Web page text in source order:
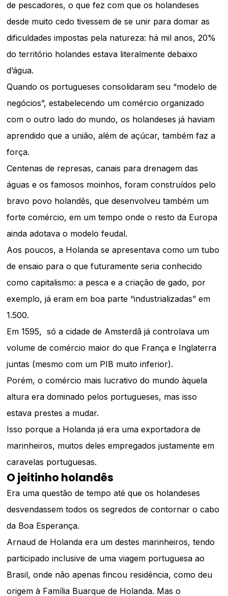
de pescadores, o que fez com que os holandeses
desde muito cedo tivessem de se unir para domar as
dificuldades impostas pela natureza: há mil anos, 20%
do território holandes estava literalmente debaixo
d’água.
Quando os portugueses consolidaram seu “modelo de
negócios”, estabelecendo um comércio organizado
com o outro lado do mundo, os holandeses já haviam
aprendido que a união, além de açúcar, também faz a
força.
Centenas de represas, canais para drenagem das
águas e os famosos moinhos, foram construídos pelo
bravo povo holandês, que desenvolveu também um
forte comércio, em um tempo onde o resto da Europa
ainda adotava o modelo feudal.
Aos poucos, a Holanda se apresentava como um tubo
de ensaio para o que futuramente seria conhecido
como capitalismo: a pesca e a criação de gado, por
exemplo, já eram em boa parte “industrializadas” em
1.500.
Em 1595, só a cidade de Amsterdã já controlava um
volume de comércio maior do que França e Inglaterra
juntas (mesmo com um PIB muito inferior).
Porém, o comércio mais lucrativo do mundo àquela
altura era dominado pelos portugueses, mas isso
estava prestes a mudar.
Isso porque a Holanda já era uma exportadora de
marinheiros, muitos deles empregados justamente em
caravelas portuguesas.
O jeitinho holandês
Era uma questão de tempo até que os holandeses
desvendassem todos os segredos de contornar o cabo
da Boa Esperança.
Arnaud de Holanda era um destes marinheiros, tendo
participado inclusive de uma viagem portuguesa ao
Brasil, onde não apenas fincou residência, como deu
origem à Família Buarque de Holanda. Mas o